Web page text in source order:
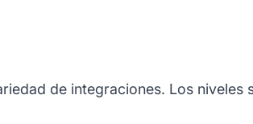
de integraciones. Los niveles